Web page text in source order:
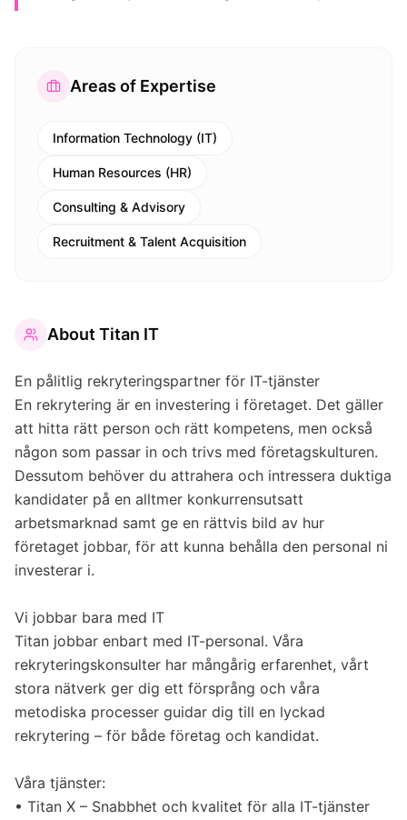
Areas of Expertise
Information Technology (IT)
Human Resources (HR)
Consulting & Advisory
Recruitment & Talent Acquisition
About Titan IT
En pålitlig rekryteringspartner för IT-tjänster
En rekrytering är en investering i företaget. Det gäller
att hitta rätt person och rätt kompetens, men också
någon som passar in och trivs med företagskulturen.
Dessutom behöver du attrahera och intressera duktiga
kandidater på en alltmer konkurrensutsatt
arbetsmarknad samt ge en rättvis bild av hur
företaget jobbar, för att kunna behålla den personal ni
investerar i.
Vi jobbar bara med IT
Titan jobbar enbart med IT-personal. Våra
rekryteringskonsulter har mångårig erfarenhet, vårt
stora nätverk ger dig ett försprång och våra
metodiska processer guidar dig till en lyckad
rekrytering – för både företag och kandidat.
Våra tjänster:
• Titan X – Snabbhet och kvalitet för alla IT-tjänster